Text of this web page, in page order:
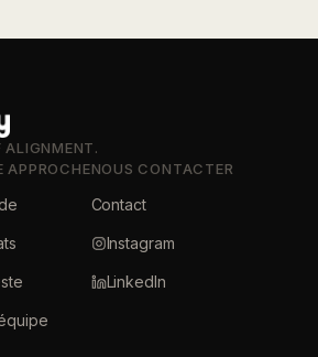
ALIGNMENT.
APPROCHENOUS CONTACTER
Contact
Instagram
LinkedIn